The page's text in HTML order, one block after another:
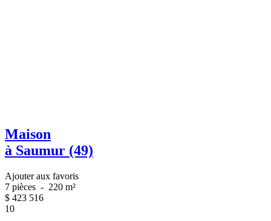
Maison
à Saumur (49)
Ajouter aux favoris
7 pièces - 220 m²
$ 423 516
10